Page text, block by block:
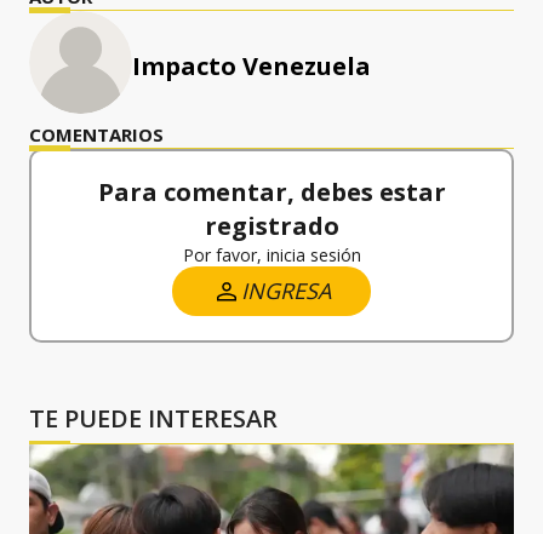
Impacto Venezuela
COMENTARIOS
Para comentar, debes estar
registrado
Por favor, inicia sesión
INGRESA
TE PUEDE INTERESAR